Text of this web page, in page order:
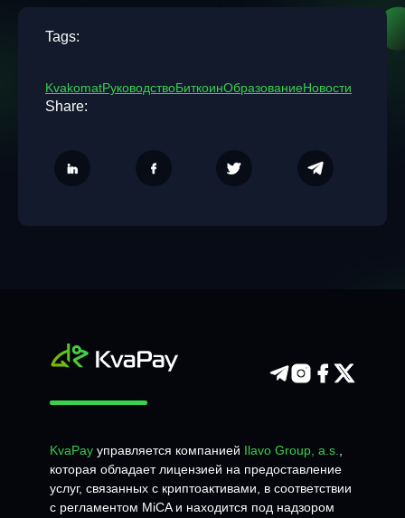
Tags:
KvakomatРуководствоБиткоинОбразованиеНовости
Share:
KvaPay управляется компанией Ilavo Group, a.s.
которая обладает лицензией на предоставление
услуг, связанных с криптоактивами, в соответствии
с регламентом MiCA и находится под надзором